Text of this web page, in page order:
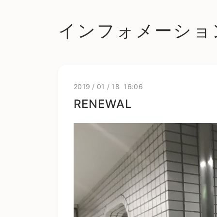
インフォメーショ
2019 / 01 / 18 16:06
RENEWAL